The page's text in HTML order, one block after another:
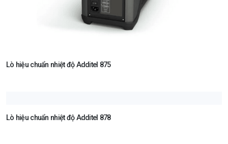
Lò hiệu chuẩn nhiệt độ Additel 875
Lò hiệu chuẩn nhiệt độ Additel 878